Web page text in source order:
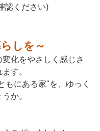
認ください)
しを～
化をやさしく感じさ
す。
もにある家"を、ゆっく
か。